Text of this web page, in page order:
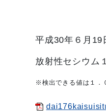
平成30年６月19
放射性セシウム
※検出できる値は１．